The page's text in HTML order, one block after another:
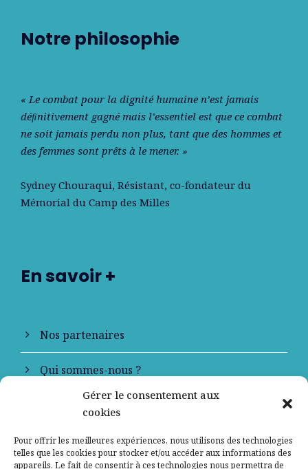
Gérer le consentement aux
cookies
Pour offrir les meilleures expériences, nous utilisons des technologies
telles que les cookies pour stocker et/ou accéder aux informations des
appareils. Le fait de consentir à ces technologies nous permettra de
Notre philosophie
« Le combat pour la dignité humaine n’est jamais
déﬁnitivement gagné mais l’essentiel est que ce combat
ne soit jamais perdu non plus, tant que des hommes et
des femmes sont prêts à le mener. »
Sydney Chouraqui, Résistant, co-fondateur du
Mémorial du Camp des Milles
En savoir +
Nos partenaires
Qui sommes-nous ?
Contactez-nous
Mentions légales